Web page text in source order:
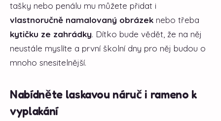
tašky nebo penálu mu můžete přidat i
vlastnoručně namalovaný obrázek nebo třeba
kytičku ze zahrádky. Dítko bude vědět, že na něj
neustále myslíte a první školní dny pro něj budou o
mnoho snesitelnější.
Nabídněte laskavou náruč i rameno k
vyplakání